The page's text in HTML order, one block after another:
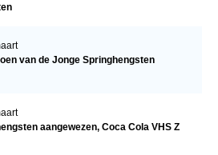
van de Jonge Springhengsten
aangewezen, Coca Cola VHS Z